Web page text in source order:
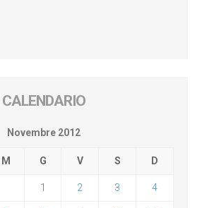
CALENDARIO
Novembre 2012
M G V S D
1 2 3 4